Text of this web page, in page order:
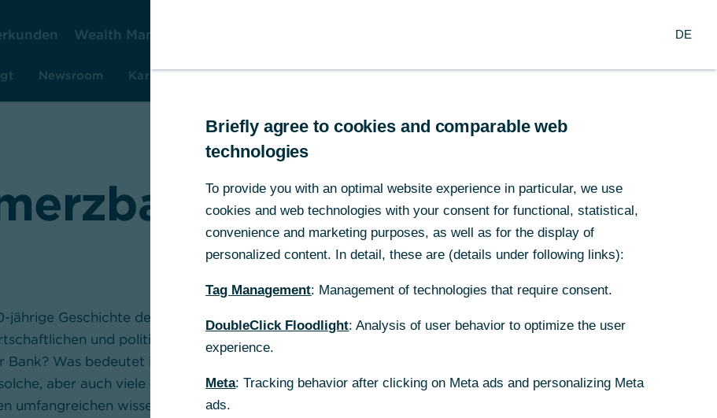
Wealth Management
Newsroom Karriere Investor Relations Research Service
Geschichte
jährige Geschichte der Commerzbank zeigt wie ein Brennglas viele
und politischen Entwicklung Deutschlands. Wie verlief die
Bank? Was bedeutet ihr Logo? Wie hießen die Vorstandssprecher?
aber auch viele andere über die Bank hinausweisende Fragen
umfangreichen wissenschaftlich aufbereiteten Unterlagen unseres
DE
Briefly agree to cookies and comparable web
technologies
To provide you with an optimal website experience in particular, we use
cookies and web technologies with your consent for functional, statistical,
convenience and marketing purposes, as well as for the display of
personalized content. In detail, these are (details under following links):
Tag Management: Management of technologies that require consent.
DoubleClick Floodlight: Analysis of user behavior to optimize the user
experience.
Meta: Tracking behavior after clicking on Meta ads and personalizing Meta
ads.